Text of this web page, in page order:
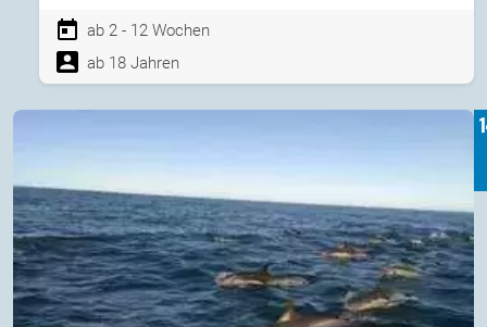
ab 2 - 12 Wochen
ab 18 Jahren